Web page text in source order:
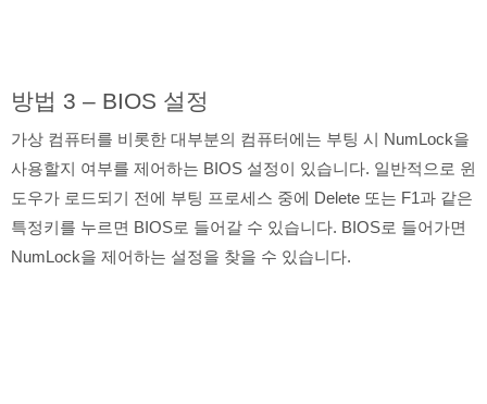
방법 3 – BIOS 설정
가상 컴퓨터를 비롯한 대부분의 컴퓨터에는 부팅 시 NumLock을
사용할지 여부를 제어하는 ​​BIOS 설정이 있습니다. 일반적으로 윈
도우가 로드되기 전에 부팅 프로세스 중에 Delete 또는 F1과 같은
특정키를 누르면 BIOS로 들어갈 수 있습니다. BIOS로 들어가면
NumLock을 제어하는 ​​설정을 찾을 수 있습니다.